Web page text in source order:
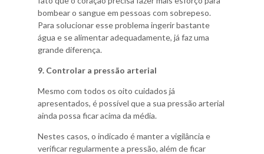
bombear o sangue em pessoas com sobrepeso.
Para solucionar esse problema ingerir bastante
água e se alimentar adequadamente, já faz uma
grande diferença.
9. Controlar a pressão arterial
Mesmo com todos os oito cuidados já
apresentados, é possível que a sua pressão arterial
ainda possa ficar acima da média.
Nestes casos, o indicado é manter a vigilância e
verificar regularmente a pressão, além de ficar